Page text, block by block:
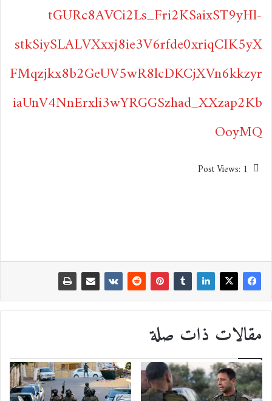
tGURc8AVCi2Ls_Fri2KSaixST9yHl-
stkSiySLALVXxxj8ie3V6rfde0xriqCIK5yX
FMqzjkx8b2GeUV5wR8lcDKCjXVn6kkzyr
iaUnV4NnErxli3wYRGGSzhad_XXzap2Kb
OoyMQ
Post Views: 1
مقالات ذات صلة